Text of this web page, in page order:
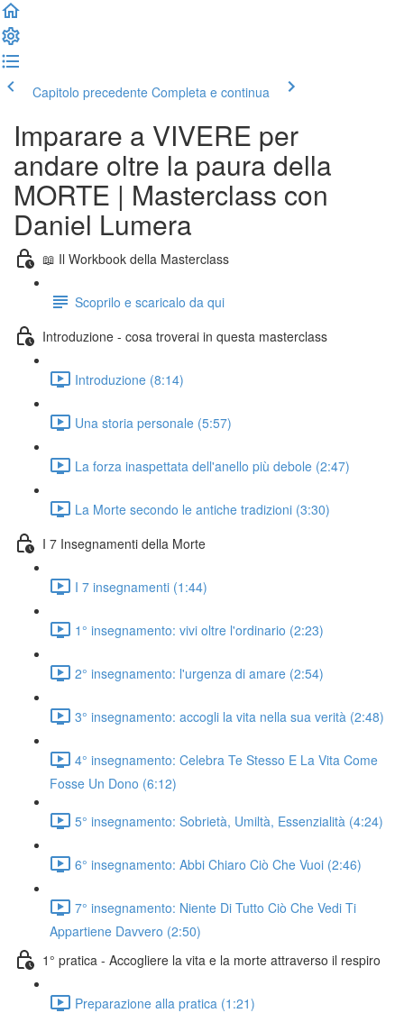
Capitolo precedente Completa e continua
Imparare a VIVERE per
andare oltre la paura della
MORTE | Masterclass con
Daniel Lumera
📖 Il Workbook della Masterclass
Scoprilo e scaricalo da qui
Introduzione - cosa troverai in questa masterclass
Introduzione (8:14)
Una storia personale (5:57)
La forza inaspettata dell'anello più debole (2:47)
La Morte secondo le antiche tradizioni (3:30)
I 7 Insegnamenti della Morte
I 7 insegnamenti (1:44)
1° insegnamento: vivi oltre l'ordinario (2:23)
2° insegnamento: l'urgenza di amare (2:54)
3° insegnamento: accogli la vita nella sua verità (2:48)
4° insegnamento: Celebra Te Stesso E La Vita Come
Fosse Un Dono (6:12)
5° insegnamento: Sobrietà, Umiltà, Essenzialità (4:24)
6° insegnamento: Abbi Chiaro Ciò Che Vuoi (2:46)
7° insegnamento: Niente Di Tutto Ciò Che Vedi Ti
Appartiene Davvero (2:50)
1° pratica - Accogliere la vita e la morte attraverso il respiro
Preparazione alla pratica (1:21)